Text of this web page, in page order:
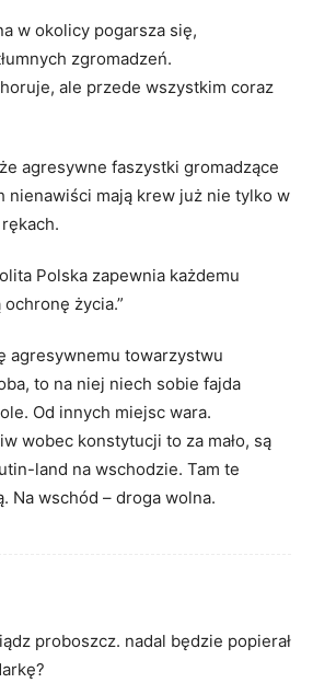
w okolicy pogarsza się,
zgromadzeń.
ale przede wszystkim coraz
agresywne faszystki gromadzące
nienawiści mają krew już nie tylko w
Polska zapewnia każdemu
życia.”
agresywnemu towarzystwu
to na niej niech sobie fajda
Od innych miejsc wara.
wobec konstytucji to za mało, są
land na wschodzie. Tam te
Na wschód – droga wolna.
proboszcz. nadal będzie popierał